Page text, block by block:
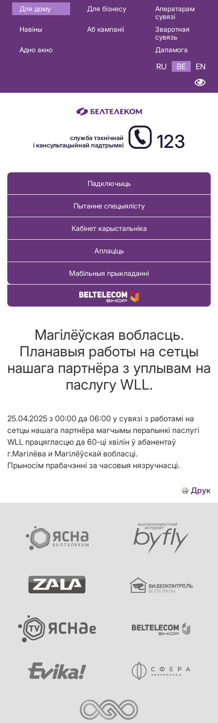
Основная
навигация
Для дому Для бізнесу
Аператарам
сувязі
Навіны
Аб кампаніі
Зваротная
сувязь
Адно акно
Дапамога
RU BE EN
служба тэхнічнай
і кансультацыйнай падтрымкі
123
Падключыць
Пытанне спецыялісту
Кабінет карыстальніка
Аплаціць
Мабільныя прыкладанні
Купіць тавар
Магілёўская вобласць.
Планавыя работы на сетцы
нашага партнёра з уплывам на
паслугу WLL.
25.04.2025 з 00:00 да 06:00 у сувязі з работамi на
сетцы нашага партнёра магчымы перапынкi паслугі
WLL працягласцю да 60-ці хвілін ў абанентаў
г.Магілёва и Магілёўскай вобласці.
Прыносім прабачэнні за часовыя нязручнасці.
Друк